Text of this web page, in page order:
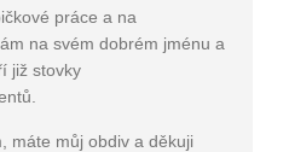
práce a na
na svém dobrém jménu a
již stovky
máte můj obdiv a děkuji